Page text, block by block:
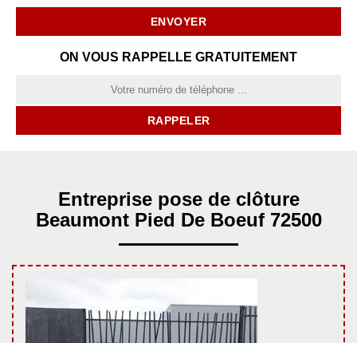
ON VOUS RAPPELLE GRATUITEMENT
Entreprise pose de clôture
Beaumont Pied De Boeuf 72500